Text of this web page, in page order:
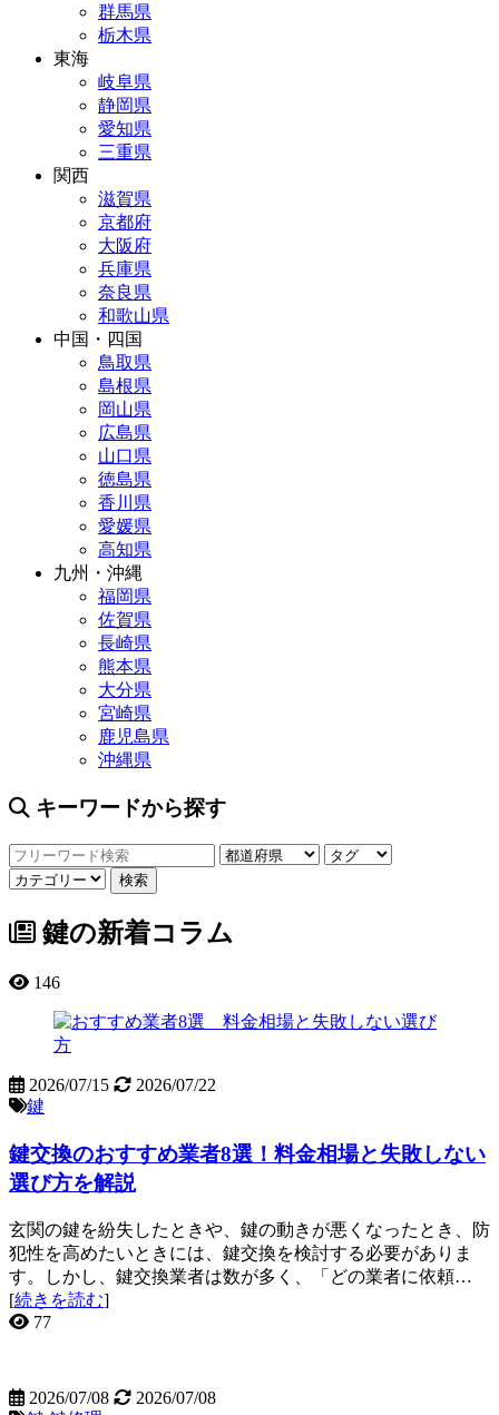
群馬県
栃木県
東海
岐阜県
静岡県
愛知県
三重県
関西
滋賀県
京都府
大阪府
兵庫県
奈良県
和歌山県
中国・四国
鳥取県
島根県
岡山県
広島県
山口県
徳島県
香川県
愛媛県
高知県
九州・沖縄
福岡県
佐賀県
長崎県
熊本県
大分県
宮崎県
鹿児島県
沖縄県
キーワードから探す
鍵の新着コラム
146
2026/07/15
2026/07/22
鍵
鍵交換のおすすめ業者8選！料金相場と失敗しない
選び方を解説
玄関の鍵を紛失したときや、鍵の動きが悪くなったとき、防
犯性を高めたいときには、鍵交換を検討する必要がありま
す。しかし、鍵交換業者は数が多く、「どの業者に依頼…
[続きを読む]
77
2026/07/08
2026/07/08